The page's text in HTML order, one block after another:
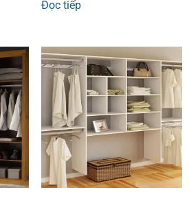
Đọc tiếp